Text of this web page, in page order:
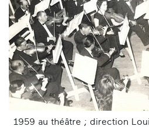
1959 au théâtre ; direction